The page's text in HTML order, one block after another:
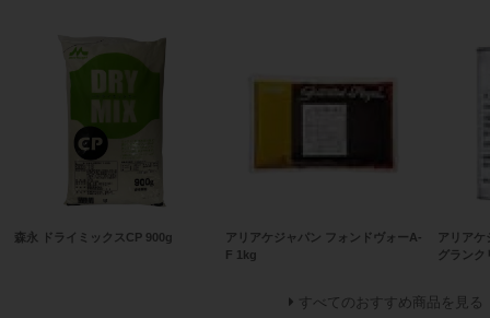
森永 ドライミックスCP 900g
アリアケジャパン フォンドヴォーA-
F 1kg
アリアケ
グランク
すべてのおすすめ商品を見る